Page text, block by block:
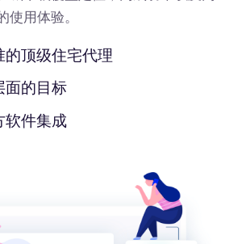
使用体验。
的顶级住宅代理
面的目标
软件集成